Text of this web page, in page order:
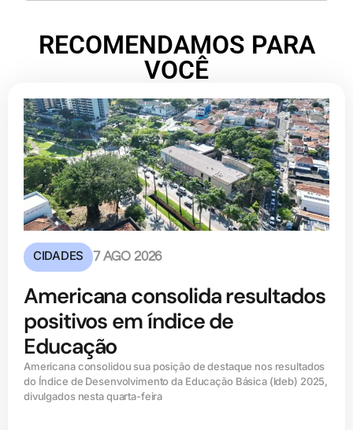
RECOMENDAMOS PARA
VOCÊ
CIDADES 7 AGO 2026
Americana consolida resultados
positivos em índice de
Educação
Americana consolidou sua posição de destaque nos resultados
do Índice de Desenvolvimento da Educação Básica (ldeb) 2025,
divulgados nesta quarta-feira